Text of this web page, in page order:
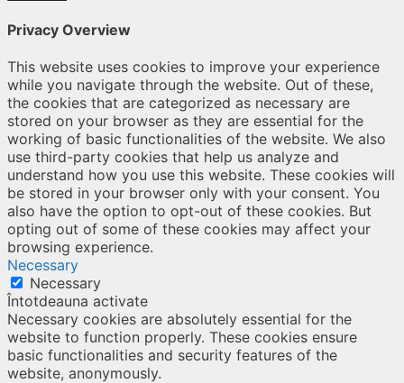
Privacy Overview
This website uses cookies to improve your experience
while you navigate through the website. Out of these,
the cookies that are categorized as necessary are
stored on your browser as they are essential for the
working of basic functionalities of the website. We also
use third-party cookies that help us analyze and
understand how you use this website. These cookies will
be stored in your browser only with your consent. You
also have the option to opt-out of these cookies. But
opting out of some of these cookies may affect your
browsing experience.
Necessary
Necessary
Întotdeauna activate
Necessary cookies are absolutely essential for the
website to function properly. These cookies ensure
basic functionalities and security features of the
website, anonymously.